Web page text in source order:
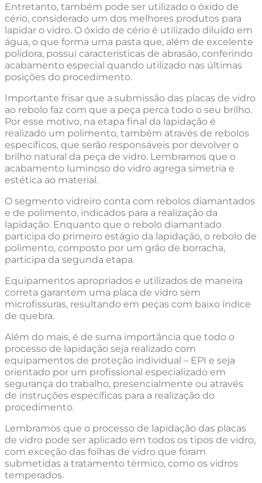
Entretanto, também pode ser utilizado o óxido de
cério, considerado um dos melhores produtos para
lapidar o vidro. O óxido de cério é utilizado diluído em
água, o que forma uma pasta que, além de excelente
polidora, possui características de abrasão, conferindo
acabamento especial quando utilizado nas últimas
posições do procedimento.
Importante frisar que a submissão das placas de vidro
ao rebolo faz com que a peça perca todo o seu brilho.
Por esse motivo, na etapa final da lapidação é
realizado um polimento, também através de rebolos
específicos, que serão responsáveis por devolver o
brilho natural da peça de vidro. Lembramos que o
acabamento luminoso do vidro agrega simetria e
estética ao material.
O segmento vidreiro conta com rebolos diamantados
e de polimento, indicados para a realização da
lapidação. Enquanto que o rebolo diamantado
participa do primeiro estágio da lapidação, o rebolo de
polimento, composto por um grão de borracha,
participa da segunda etapa.
Equipamentos apropriados e utilizados de maneira
correta garantem uma placa de vidro sem
microfissuras, resultando em peças com baixo índice
de quebra.
Além do mais, é de suma importância que todo o
processo de lapidação seja realizado com
equipamentos de proteção individual – EPI e seja
orientado por um profissional especializado em
segurança do trabalho, presencialmente ou através
de instruções específicas para a realização do
procedimento.
Lembramos que o processo de lapidação das placas
de vidro pode ser aplicado em todos os tipos de vidro,
com exceção das folhas de vidro que foram
submetidas a tratamento térmico, como os vidros
temperados.